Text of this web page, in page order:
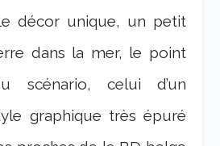
décor unique, un petit
dans la mer, le point
scénario, celui d’un
graphique très épuré